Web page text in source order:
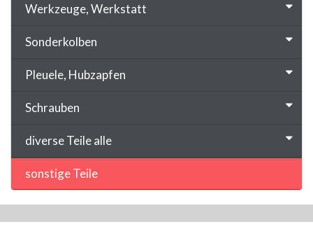
Werkzeuge, Werkstatt
Sonderkolben
Pleuele, Hubzapfen
Schrauben
diverse Teile alle
sonstige Teile